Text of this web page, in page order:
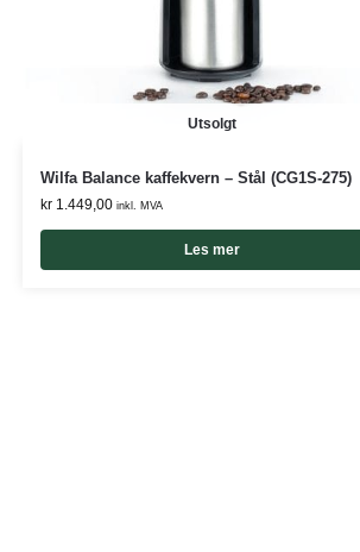
Utsolgt
Wilfa Balance kaffekvern – Stål (CG1S-275)
kr1.449,00inkl. MVA
Les mer